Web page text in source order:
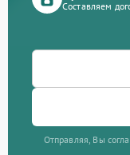
Составляем
Отправляя, Вы